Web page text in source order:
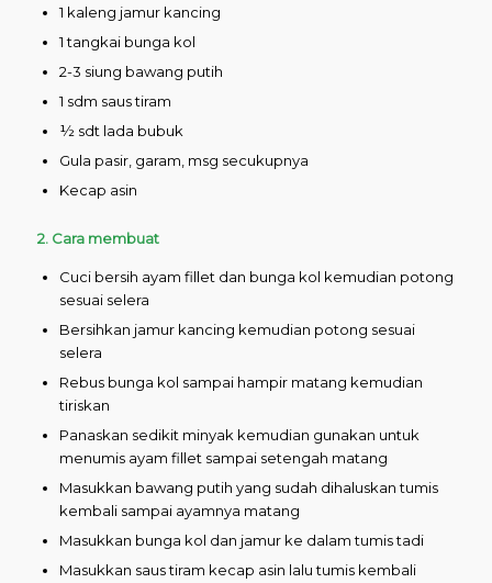
1 kaleng jamur kancing
1 tangkai bunga kol
2-3 siung bawang putih
1 sdm saus tiram
½ sdt lada bubuk
Gula pasir, garam, msg secukupnya
Kecap asin
2. Cara membuat
Cuci bersih ayam fillet dan bunga kol kemudian potong
sesuai selera
Bersihkan jamur kancing kemudian potong sesuai
selera
Rebus bunga kol sampai hampir matang kemudian
tiriskan
Panaskan sedikit minyak kemudian gunakan untuk
menumis ayam fillet sampai setengah matang
Masukkan bawang putih yang sudah dihaluskan tumis
kembali sampai ayamnya matang
Masukkan bunga kol dan jamur ke dalam tumis tadi
Masukkan saus tiram kecap asin lalu tumis kembali